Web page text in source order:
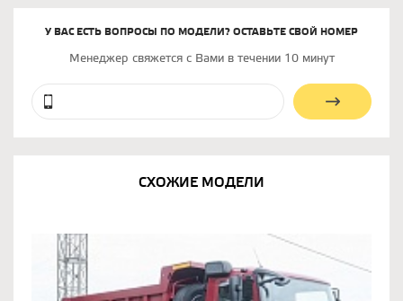
У ВАС ЕСТЬ ВОПРОСЫ ПО МОДЕЛИ? ОСТАВЬТЕ СВОЙ НОМЕР
Менеджер свяжется с Вами в течении 10 минут
СХОЖИЕ МОДЕЛИ